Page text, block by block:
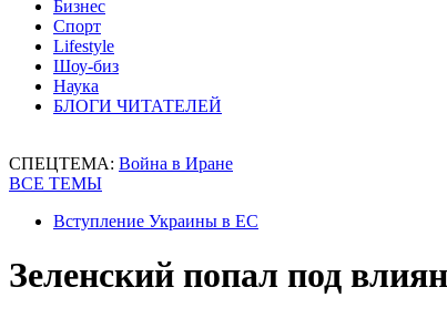
Бизнес
Спорт
Lifestyle
Шоу-биз
Наука
БЛОГИ ЧИТАТЕЛЕЙ
СПЕЦТЕМА: Война в Иране
ВСЕ ТЕМЫ
Вступление Украины в ЕС
Зеленский попал под